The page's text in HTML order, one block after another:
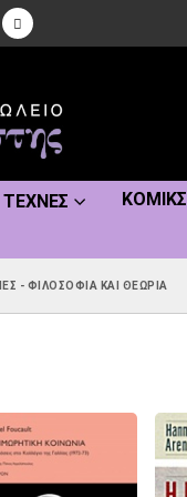
ΤΈΧΝΕΣ ΚΌΜΙΚΣ
- ΦΙΛΟΣΟΦΊΑ ΚΑΙ ΘΕΩΡΊΑ